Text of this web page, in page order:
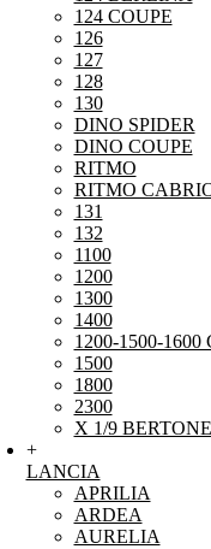
124 COUPE
126
127
128
130
DINO SPIDER
DINO COUPE
RITMO
RITMO
131
132
1100
1200
1300
1400
1200-1500-1600
1500
1800
2300
X 1/9 BERTONE
+
LANCIA
APRILIA
ARDEA
AURELIA